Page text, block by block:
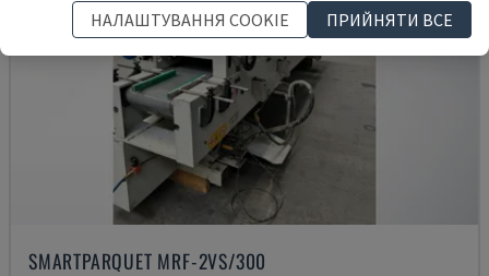
SMARTPARQUET MRF-2VS/300
НАЛАШТУВАННЯ COOKIE
ПРИЙНЯТИ ВСЕ